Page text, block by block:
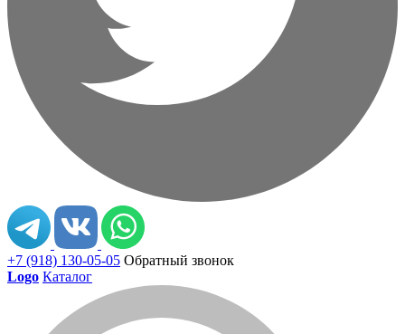
+7 (918) 130-05-05 Обратный звонок
Logo Каталог